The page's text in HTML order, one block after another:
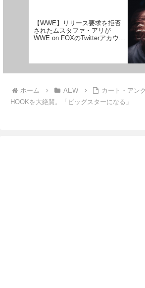
【WWE】リリース要求を拒否
されたムスタファ・アリが
WWE on FOXのTwitterアカウン
ホーム AEW
カート・アン
HOOKを大絶賛。「ビッグスターになる」